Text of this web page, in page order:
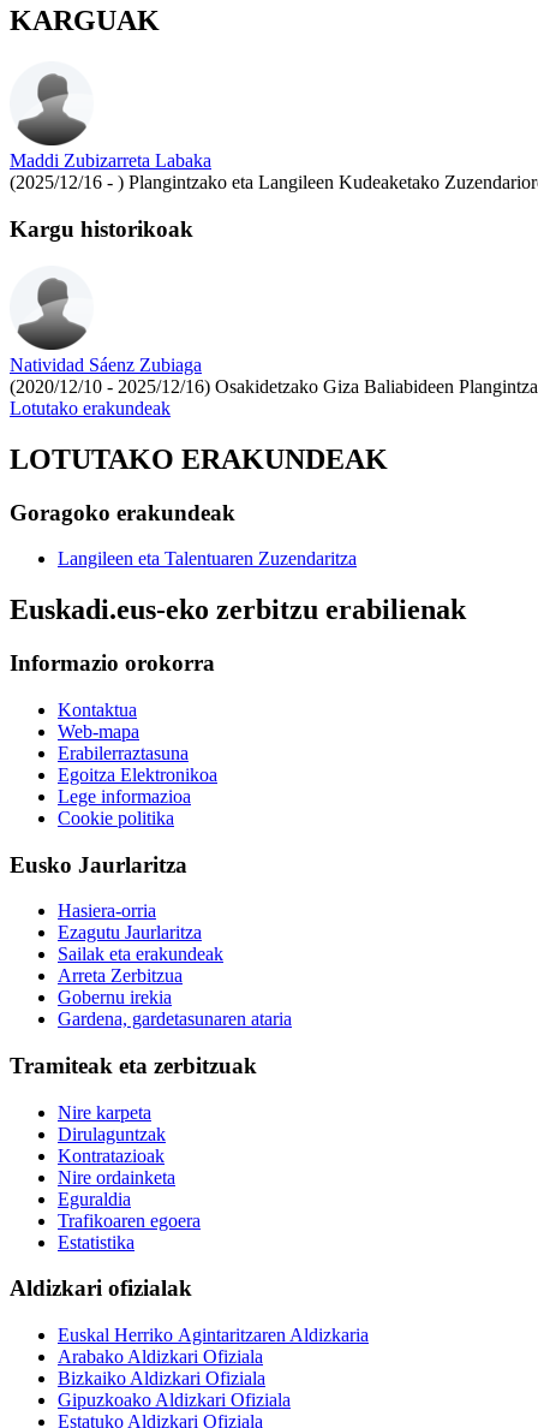
KARGUAK
Maddi Zubizarreta Labaka
(2025/12/16 - ) Plangintzako eta Langileen Kudeaketako
Kargu historikoak
Natividad Sáenz Zubiaga
(2020/12/10 - 2025/12/16) Osakidetzako Giza Baliabideen
Lotutako erakundeak
LOTUTAKO ERAKUNDEAK
Goragoko erakundeak
Langileen eta Talentuaren Zuzendaritza
Euskadi.eus-eko zerbitzu erabilienak
Informazio orokorra
Kontaktua
Web-mapa
Erabilerraztasuna
Egoitza Elektronikoa
Lege informazioa
Cookie politika
Eusko Jaurlaritza
Hasiera-orria
Ezagutu Jaurlaritza
Sailak eta erakundeak
Arreta Zerbitzua
Gobernu irekia
Gardena, gardetasunaren ataria
Tramiteak eta zerbitzuak
Nire karpeta
Dirulaguntzak
Kontratazioak
Nire ordainketa
Eguraldia
Trafikoaren egoera
Estatistika
Aldizkari ofizialak
Euskal Herriko Agintaritzaren Aldizkaria
Arabako Aldizkari Ofiziala
Bizkaiko Aldizkari Ofiziala
Gipuzkoako Aldizkari Ofiziala
Estatuko Aldizkari Ofiziala